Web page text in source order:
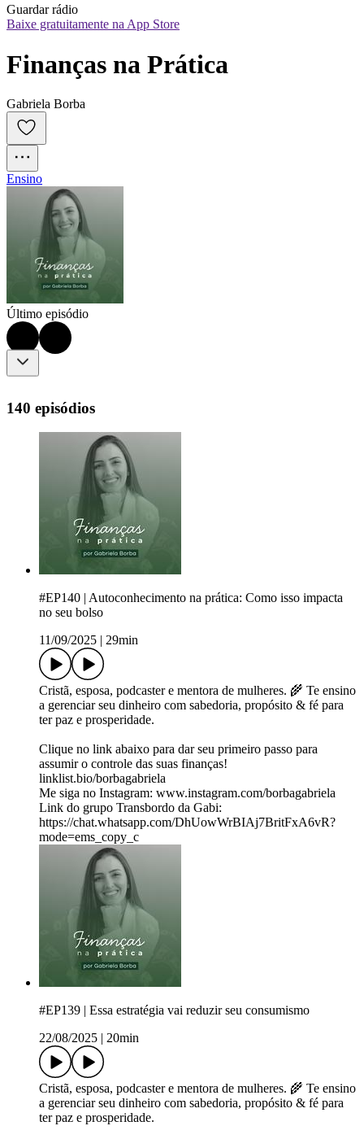
Guardar rádio
Baixe gratuitamente na App Store
Finanças na Prática
Gabriela Borba
Ensino
Último episódio
140 episódios
#EP140 | Autoconhecimento na prática: Como isso impacta
no seu bolso
11/09/2025
29min
Cristã, esposa, podcaster e mentora de mulheres. 🌾 Te ensino
a gerenciar seu dinheiro com sabedoria, propósito & fé para
ter paz e prosperidade.
Clique no link abaixo para dar seu primeiro passo para
assumir o controle das suas finanças!
linklist.bio/borbagabriela
Me siga no Instagram: www.instagram.com/borbagabriela
Link do grupo Transbordo da Gabi:
https://chat.whatsapp.com/DhUowWrBIAj7BritFxA6vR?
mode=ems_copy_c
#EP139 | Essa estratégia vai reduzir seu consumismo
22/08/2025
20min
Cristã, esposa, podcaster e mentora de mulheres. 🌾 Te ensino
a gerenciar seu dinheiro com sabedoria, propósito & fé para
ter paz e prosperidade.